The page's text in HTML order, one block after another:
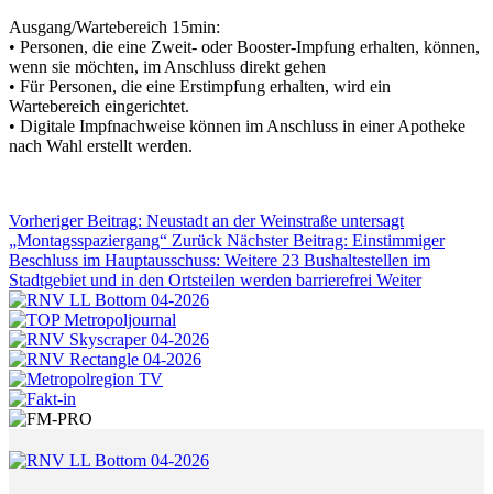
Ausgang/Wartebereich 15min:
• Personen, die eine Zweit- oder Booster-Impfung erhalten, können,
wenn sie möchten, im Anschluss direkt gehen
• Für Personen, die eine Erstimpfung erhalten, wird ein
Wartebereich eingerichtet.
• Digitale Impfnachweise können im Anschluss in einer Apotheke
nach Wahl erstellt werden.
Vorheriger Beitrag: Neustadt an der Weinstraße untersagt
„Montagsspaziergang“ Zurück Nächster Beitrag: Einstimmiger
Beschluss im Hauptausschuss: Weitere 23 Bushaltestellen im
Stadtgebiet und in den Ortsteilen werden barrierefrei Weiter